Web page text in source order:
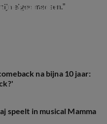
eigen mensen.”
gaat solo!
na bijna 10 jaar:
speelt in musical Mamma